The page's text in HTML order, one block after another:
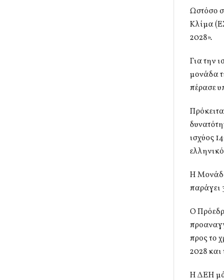
Ωστόσο
Κλίμα
2028».
Για την
μονάδα
πέρασε
ισχύος
Η
παράγει
Ο
προς το
2028
Η ΔΕΗ